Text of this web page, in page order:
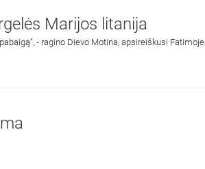
Marijos litanija
- ragino Dievo Motina, apsireiškusi Fatimoje.